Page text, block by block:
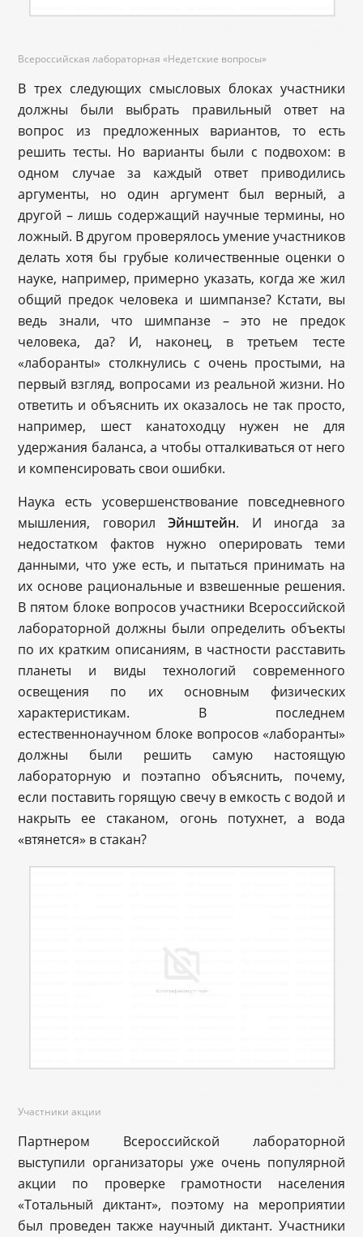
Всероссийская лабораторная «Недетские вопросы»
В трех следующих смысловых блоках участники
должны были выбрать правильный ответ на
вопрос из предложенных вариантов, то есть
решить тесты. Но варианты были с подвохом: в
одном случае за каждый ответ приводились
аргументы, но один аргумент был верный, а
другой – лишь содержащий научные термины, но
ложный. В другом проверялось умение участников
делать хотя бы грубые количественные оценки о
науке, например, примерно указать, когда же жил
общий предок человека и шимпанзе? Кстати, вы
ведь знали, что шимпанзе – это не предок
человека, да? И, наконец, в третьем тесте
«лаборанты» столкнулись с очень простыми, на
первый взгляд, вопросами из реальной жизни. Но
ответить и объяснить их оказалось не так просто,
например, шест канатоходцу нужен не для
удержания баланса, а чтобы отталкиваться от него
и компенсировать свои ошибки.
Наука есть усовершенствование повседневного
мышления, говорилЭйнштейн. И иногда за
недостатком фактов нужно оперировать теми
данными, что уже есть, и пытаться принимать на
их основе рациональные и взвешенные решения.
В пятом блоке вопросов участники Всероссийской
лабораторной должны были определить объекты
по их кратким описаниям, в частности расставить
планеты и виды технологий современного
освещения по их основным физических
характеристикам. В последнем
естественнонаучном блоке вопросов «лаборанты»
должны были решить самую настоящую
лабораторную и поэтапно объяснить, почему,
если поставить горящую свечу в емкость с водой и
накрыть ее стаканом, огонь потухнет, а вода
«втянется» в стакан?
Участники акции
Партнером Всероссийской лабораторной
выступили организаторы уже очень популярной
акции по проверке грамотности населения
«Тотальный диктант», поэтому на мероприятии
был проведен также научный диктант. Участники